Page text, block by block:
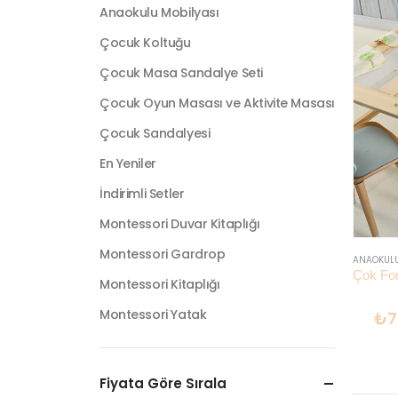
₺
Anaokulu Mobilyası
Çocuk Koltuğu
Çocuk Masa Sandalye Seti
Çocuk Oyun Masası ve Aktivite Masası
Çocuk Sandalyesi
En Yeniler
İndirimli Setler
Montessori Duvar Kitaplığı
Montessori Gardrop
Montessori Kitaplığı
Montessori Yatak
Fiyata Göre Sırala